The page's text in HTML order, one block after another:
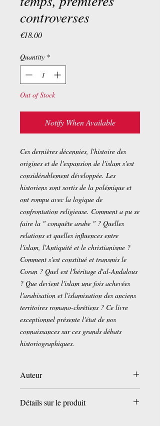
controverses
€18.00Price
Quantity *
Out of Stock
Notify When Available
Ces dernières décennies, l'histoire des
origines et de l'expansion de l'islam s'est
considérablement développée. Les
historiens sont sortis de la polémique et
ont rompu avec la logique de
confrontation religieuse. Comment a pu se
faire la " conquête arabe " ? Quelles
relations et quelles influences entre
l'islam, l'Antiquité et le christianisme ?
Comment s'est constitué et transmis le
Coran ? Quel est l'héritage d'al-Andalous
? Que devient l'islam une fois achevées
l'arabisation et l'islamisation des anciens
territoires romano-chrétiens ? Ce livre
exceptionnel présente l'état de nos
connaissances sur ces grands débats
historiographiques.
Auteur
Abdesselam Cheddadi
Détails sur le produit